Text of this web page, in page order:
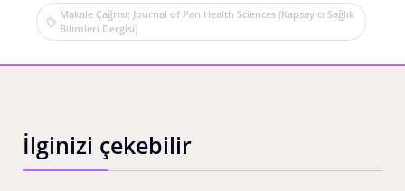
Makale Çağrısı: Journal of Pan Health Sciences (Kapsayıcı Sağlık
Bilimleri Dergisi)
İlginizi çekebilir